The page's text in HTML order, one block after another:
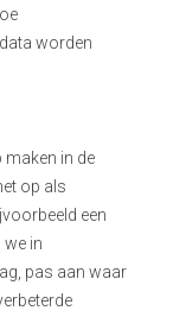
worden
maken in de
op als
een
in
pas aan waar